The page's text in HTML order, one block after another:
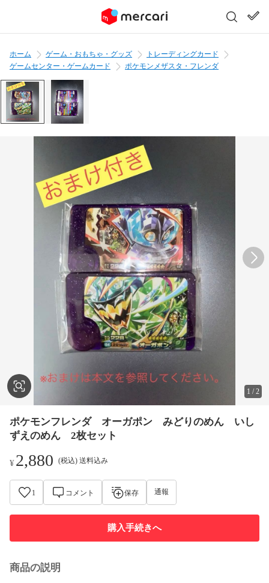
ホーム ゲーム・おもちゃ・グッズ
トレーディングカード
ゲームセンター・ゲームカード
ポケモンメザスタ・フレンダ
1 /2
ポケモンフレンダ オーガポン みどりのめん いし
ずえのめん 2枚セット
¥2,880 (税込) 送料込み
1 コメント 保存 通報
購入手続きへ
商品の説明